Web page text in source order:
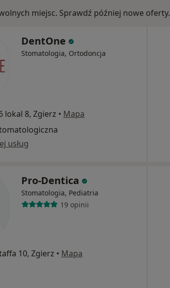
miejsc. Sprawdź później nowe oferty.
DentOne
Stomatologia, Ortodoncja
lokal 8, Zgierz • Mapa
usług
Pro-Dentica
Stomatologia, Pediatria
19 opinii
10, Zgierz • Mapa